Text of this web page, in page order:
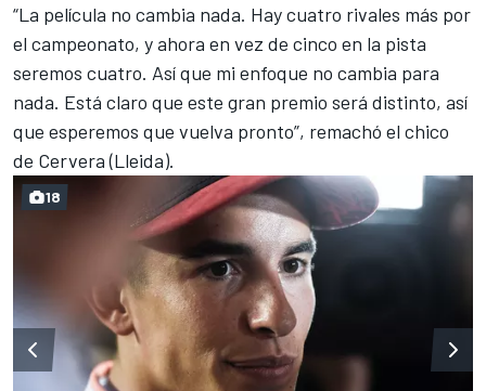
“La película no cambia nada. Hay cuatro rivales más por
el campeonato, y ahora en vez de cinco en la pista
seremos cuatro. Así que mi enfoque no cambia para
nada. Está claro que este gran premio será distinto, así
que esperemos que vuelva pronto”, remachó el chico
de Cervera (Lleida).
18